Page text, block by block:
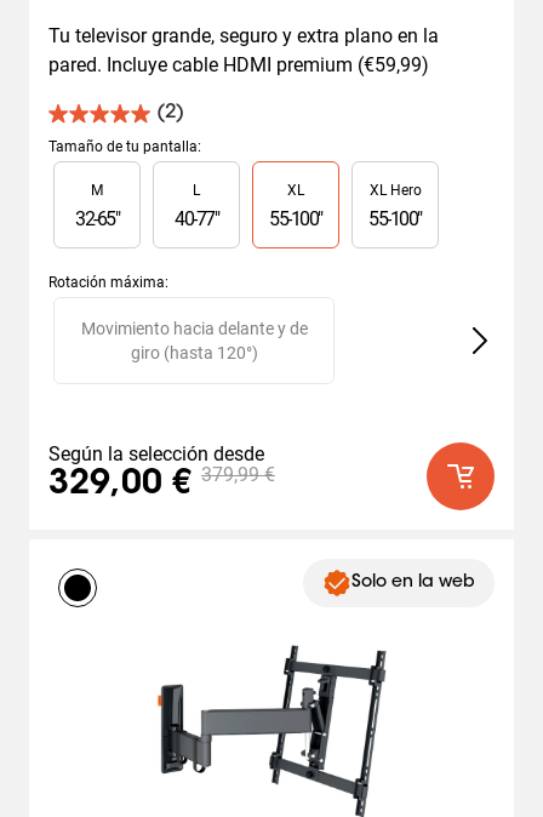
Tu televisor grande, seguro y extra plano en la
pared. Incluye cable HDMI premium (€59,99)
(2)
5.0
de
5
estrellas.
reseñas
Tamaño de tu pantalla:
Slide 1 of 4
M
32-65"
L
40-77"
XL
55-100"
XL Hero
55-100"
Rotación máxima:
Slide 1 of 2
Movimiento hacia delante y de
giro (hasta 120°)
Según la selección desde
329,00 € 379,99 €
Solo en la web